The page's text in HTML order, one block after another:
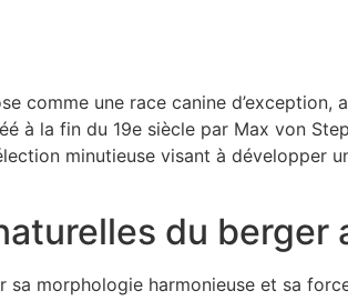
comme une race canine d’exception,
à la fin du 19e siècle par Max von
minutieuse visant à développer
du berger
sa morphologie harmonieuse et sa